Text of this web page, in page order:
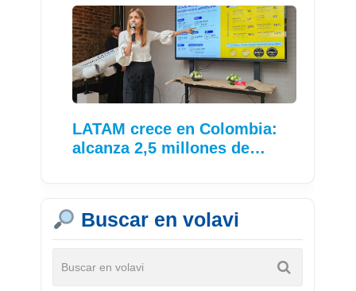
LATAM crece en Colombia:
alcanza 2,5 millones de…
Buscar en volavi